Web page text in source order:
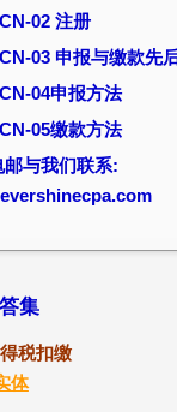
02 注册
03 申报与缴款先
04申报方法
05缴款方法
与我们联系:
集
税扣缴
体